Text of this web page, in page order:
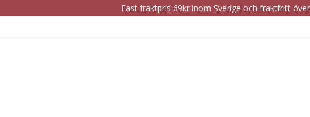
Fast fraktpris 69kr inom Sverige och fraktfritt